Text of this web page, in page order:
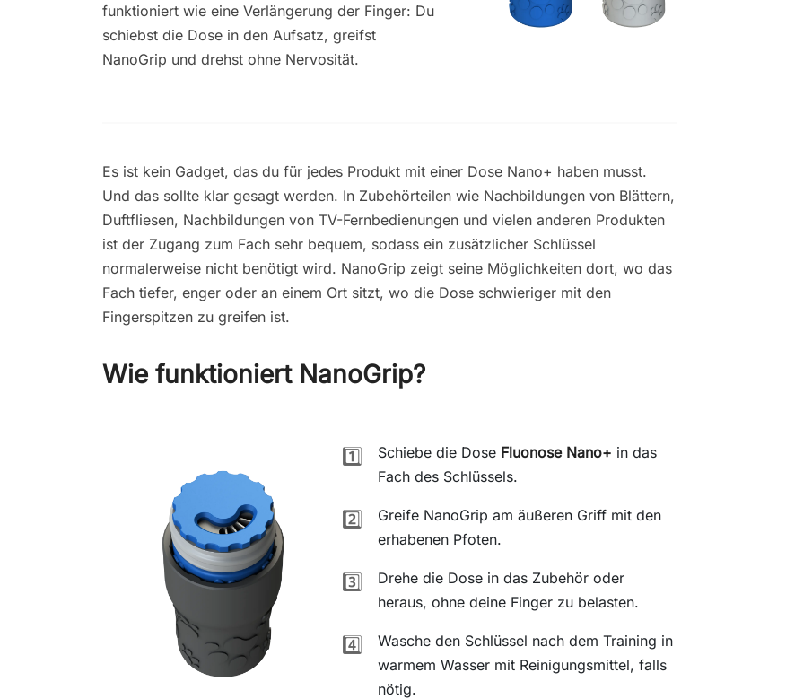
funktioniert wie eine Verlängerung der Finger: Du
schiebst die Dose in den Aufsatz, greifst
NanoGrip und drehst ohne Nervosität.
Es ist kein Gadget, das du für jedes Produkt mit einer Dose Nano+ haben musst.
Und das sollte klar gesagt werden. In Zubehörteilen wie Nachbildungen von Blättern,
Duftfliesen, Nachbildungen von TV-Fernbedienungen und vielen anderen Produkten
ist der Zugang zum Fach sehr bequem, sodass ein zusätzlicher Schlüssel
normalerweise nicht benötigt wird. NanoGrip zeigt seine Möglichkeiten dort, wo das
Fach tiefer, enger oder an einem Ort sitzt, wo die Dose schwieriger mit den
Fingerspitzen zu greifen ist.
Wie funktioniert NanoGrip?
1️⃣ Schiebe die Dose Fluonose Nano+ in das
Fach des Schlüssels.
2️⃣
Greife NanoGrip am äußeren Griff mit den
erhabenen Pfoten.
3️⃣
Drehe die Dose in das Zubehör oder
heraus, ohne deine Finger zu belasten.
4️⃣
Wasche den Schlüssel nach dem Training in
warmem Wasser mit Reinigungsmittel, falls
nötig.